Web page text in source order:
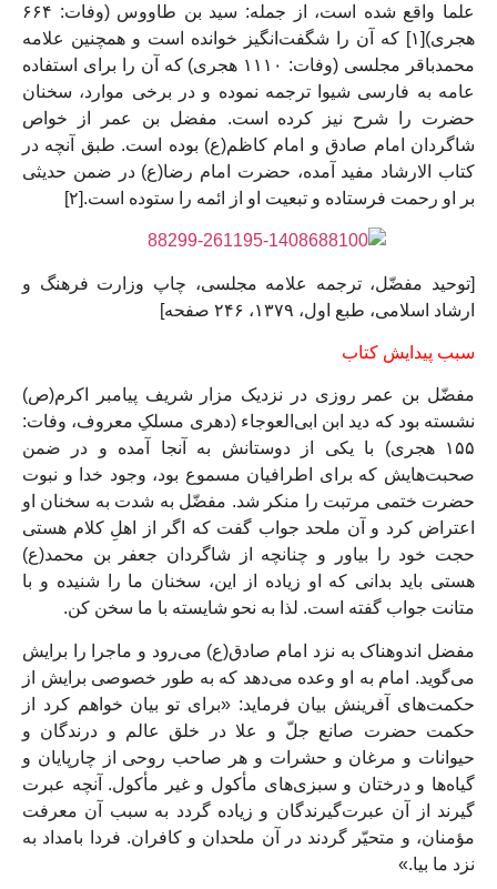
علما واقع شده است، از جمله: سید بن طاووس (وفات: ۶۶۴
هجری)[۱] که آن را شگفت‌انگیز خوانده است و همچنین علامه
محمدباقر مجلسی (وفات: ۱۱۱۰ هجری) که آن را برای استفاده
عامه به فارسی شیوا ترجمه نموده و در برخی موارد، سخنان
حضرت را شرح نیز کرده است. مفضل بن عمر از خواص
شاگردان امام صادق و امام کاظم(ع) بوده است. طبق آنچه در
کتاب الارشاد مفید آمده، حضرت امام رضا(ع) در ضمن حدیثی
بر او رحمت فرستاده و تبعیت او از ائمه را ستوده است.[۲]
[توحید مفضّل، ترجمه علامه مجلسی، چاپ وزارت فرهنگ و
ارشاد اسلامی، طبع اول، ۱۳۷۹، ۲۴۶ صفحه]
سبب پیدایش کتاب
مفضّل بن عمر روزی در نزدیک مزار شریف پیامبر اکرم(ص)
نشسته بود که دید ابن‌ ابی‌العوجاء (دهری مسلکِ معروف، وفات:
۱۵۵ هجری) با یکی از دوستانش به آنجا آمده و در ضمن
صحبت‌هایش که برای اطرافیان مسموع بود، وجود خدا و نبوت
حضرت ختمی مرتبت را منکر شد. مفضّل به شدت به سخنان او
اعتراض کرد و آن ملحد جواب گفت که اگر از اهلِ کلام هستی
حجت خود را بیاور و چنانچه از شاگردان جعفر بن محمد(ع)
هستی باید بدانی که او زیاده از این، سخنان ما را شنیده و با
متانت جواب گفته است. لذا به نحو شایسته با ما سخن کن.
مفضل اندوهناک به نزد امام صادق(ع) می‌رود و ماجرا را برایش
می‌گوید. امام به او وعده می‌دهد که به طور خصوصی برایش از
حکمت‌های آفرینش بیان فرماید: «براى تو بيان خواهم كرد از
حكمت حضرت صانع جلّ و علا در خلق عالم و درندگان و
حيوانات و مرغان و حشرات و هر صاحب روحى از چارپايان و
گياه‏‌ها و درختان و سبزى‏‌هاى مأكول و غير مأكول. آنچه عبرت
گيرند از آن عبرت‏‌گيرندگان و زياده گردد به سبب آن معرفت
مؤمنان، و متحيّر گردند در آن ملحدان و كافران. فردا بامداد به
نزد ما بيا.»